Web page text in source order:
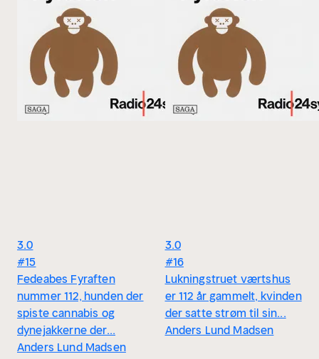
3.0
#15
Fedeabes Fyraften
nummer 112, hunden der
spiste cannabis og
dynejakkerne der...
Anders Lund Madsen
3.0
#16
Lukningstruet værtshus
er 112 år gammelt, kvinden
der satte strøm til sin...
Anders Lund Madsen